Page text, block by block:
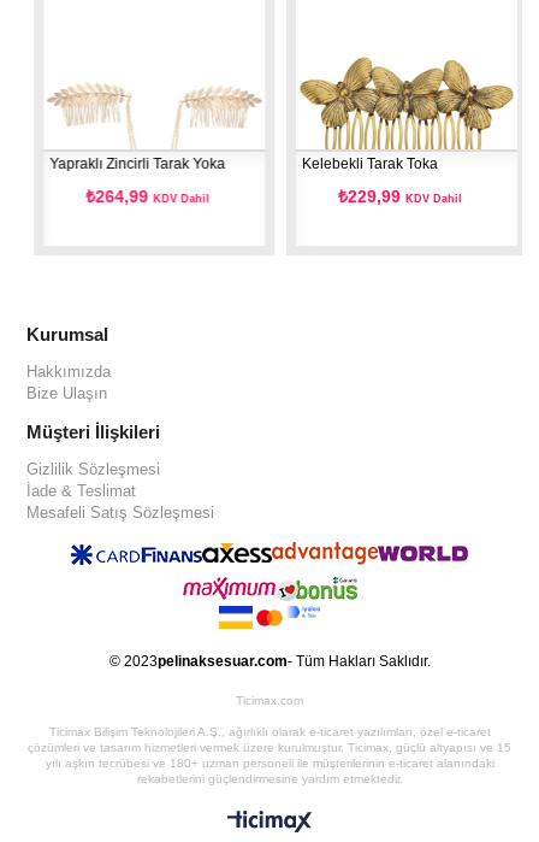
Yapraklı Zincirli Tarak Yoka
₺264,99 KDV Dahil
Kelebekli Tarak Toka
₺229,99 KDV Dahil
Kurumsal
Hakkımızda
Bize Ulaşın
Müşteri İlişkileri
Gizlilik Sözleşmesi
İade & Teslimat
Mesafeli Satış Sözleşmesi
© 2023pelinaksesuar.com- Tüm Hakları Saklıdır.
Ticimax.com
Ticimax Bilişim Teknolojileri A.Ş., ağırlıklı olarak e-ticaret yazılımları, özel e-ticaret
çözümleri ve tasarım hizmetleri vermek üzere kurulmuştur. Ticimax, güçlü altyapısı ve 15
yılı aşkın tecrübesi ve 180+ uzman personeli ile müşterilerinin e-ticaret alanındaki
rekabetlerini güçlendirmesine yardım etmektedir.